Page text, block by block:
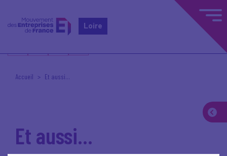
Loire
Accueil Et aussi...
Et aussi...